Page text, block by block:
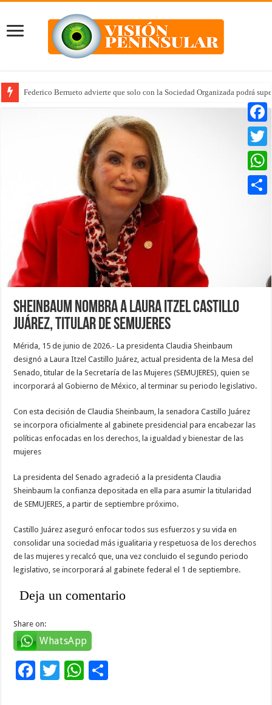
Federico Berrueto advierte que solo con la Sociedad Organizada podrá
Sheinbaum nombra a Laura Itzel Castillo
Juárez, titular de SEMUJERES
Mérida, 15 de junio de 2026.- La presidenta Claudia Sheinbaum
designó a Laura Itzel Castillo Juárez, actual presidenta de la Mesa del
Senado, titular de la Secretaría de las Mujeres (SEMUJERES), quien se
incorporará al Gobierno de México, al terminar su periodo legislativo.
Con esta decisión de Claudia Sheinbaum, la senadora Castillo Juárez
se incorpora oficialmente al gabinete presidencial para encabezar las
políticas enfocadas en los derechos, la igualdad y bienestar de las
mujeres
La presidenta del Senado agradeció a la presidenta Claudia
Sheinbaum la confianza depositada en ella para asumir la titularidad
de SEMUJERES, a partir de septiembre próximo.
Castillo Juárez aseguró enfocar todos sus esfuerzos y su vida en
consolidar una sociedad más igualitaria y respetuosa de los derechos
de las mujeres y recalcó que, una vez concluido el segundo periodo
legislativo, se incorporará al gabinete federal el 1 de septiembre.
Deja un comentario
Share on:
WhatsApp
F
T
W
Twitter